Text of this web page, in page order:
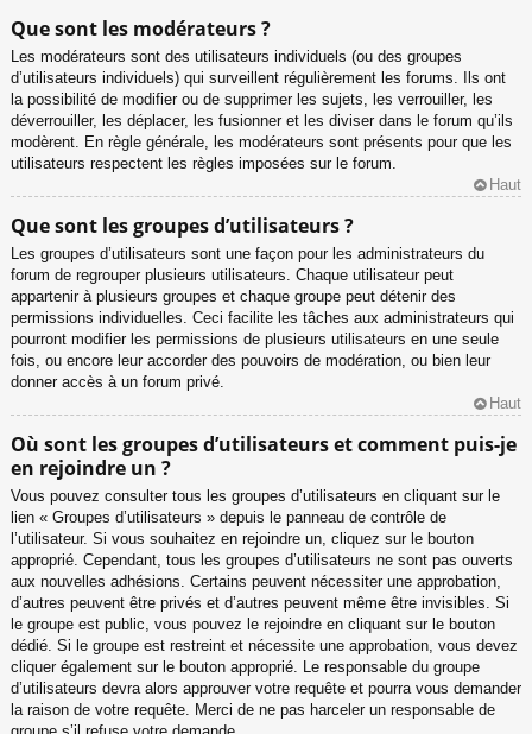
Que sont les modérateurs ?
Les modérateurs sont des utilisateurs individuels (ou des groupes
d’utilisateurs individuels) qui surveillent régulièrement les forums. Ils ont
la possibilité de modifier ou de supprimer les sujets, les verrouiller, les
déverrouiller, les déplacer, les fusionner et les diviser dans le forum qu’ils
modèrent. En règle générale, les modérateurs sont présents pour que les
utilisateurs respectent les règles imposées sur le forum.
Haut
Que sont les groupes d’utilisateurs ?
Les groupes d’utilisateurs sont une façon pour les administrateurs du
forum de regrouper plusieurs utilisateurs. Chaque utilisateur peut
appartenir à plusieurs groupes et chaque groupe peut détenir des
permissions individuelles. Ceci facilite les tâches aux administrateurs qui
pourront modifier les permissions de plusieurs utilisateurs en une seule
fois, ou encore leur accorder des pouvoirs de modération, ou bien leur
donner accès à un forum privé.
Haut
Où sont les groupes d’utilisateurs et comment puis-je
en rejoindre un ?
Vous pouvez consulter tous les groupes d’utilisateurs en cliquant sur le
lien « Groupes d’utilisateurs » depuis le panneau de contrôle de
l’utilisateur. Si vous souhaitez en rejoindre un, cliquez sur le bouton
approprié. Cependant, tous les groupes d’utilisateurs ne sont pas ouverts
aux nouvelles adhésions. Certains peuvent nécessiter une approbation,
d’autres peuvent être privés et d’autres peuvent même être invisibles. Si
le groupe est public, vous pouvez le rejoindre en cliquant sur le bouton
dédié. Si le groupe est restreint et nécessite une approbation, vous devez
cliquer également sur le bouton approprié. Le responsable du groupe
d’utilisateurs devra alors approuver votre requête et pourra vous demander
la raison de votre requête. Merci de ne pas harceler un responsable de